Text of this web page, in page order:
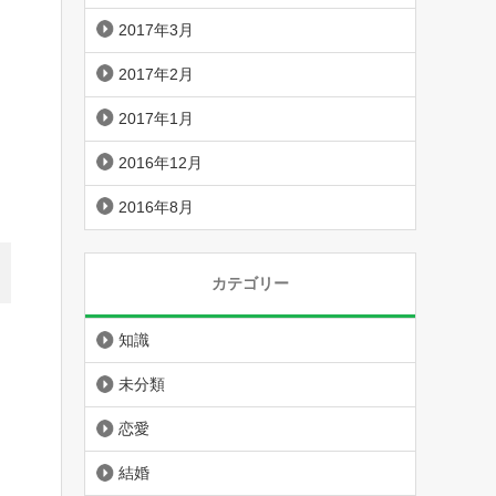
2017年3月
2017年2月
2017年1月
2016年12月
2016年8月
カテゴリー
知識
未分類
恋愛
結婚